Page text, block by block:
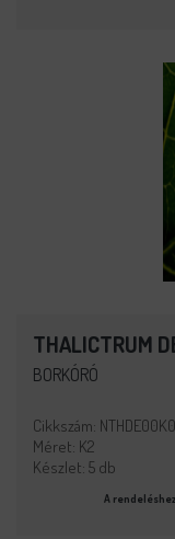
THALICTRUM
BORKÓRÓ
Cikkszám:
Méret: K2
Készlet: 5 db
A